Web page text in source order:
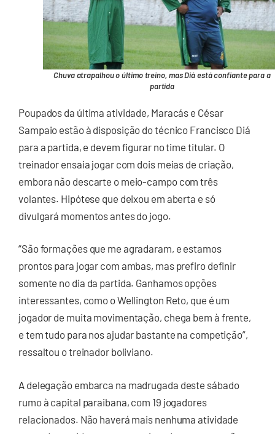
Chuva atrapalhou o último treino, mas Diá está confiante para a
partida
Poupados da última atividade, Maracás e César
Sampaio estão à disposição do técnico Francisco Diá
para a partida, e devem figurar no time titular. O
treinador ensaia jogar com dois meias de criação,
embora não descarte o meio-campo com três
volantes. Hipótese que deixou em aberta e só
divulgará momentos antes do jogo.
“São formações que me agradaram, e estamos
prontos para jogar com ambas, mas prefiro definir
somente no dia da partida. Ganhamos opções
interessantes, como o Wellington Reto, que é um
jogador de muita movimentação, chega bem à frente,
e tem tudo para nos ajudar bastante na competição”,
ressaltou o treinador boliviano.
A delegação embarca na madrugada deste sábado
rumo à capital paraibana, com 19 jogadores
relacionados. Não haverá mais nenhuma atividade